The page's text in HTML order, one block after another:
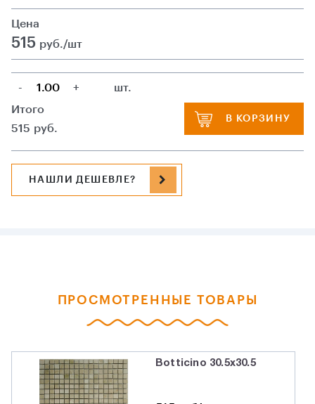
Цена
515 руб./шт
- +
шт.
Итого
515 руб.
В КОРЗИНУ
НАШЛИ ДЕШЕВЛЕ?
ПРОСМОТРЕННЫЕ ТОВАРЫ
Botticino 30.5x30.5